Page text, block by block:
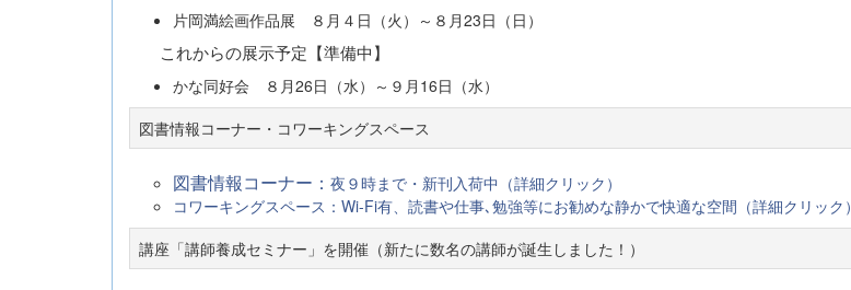
片岡満絵画作品展 ８月４日（火）～８月23日（日）
これからの展示予定【準備中】
かな同好会 ８月26日（水）～９月16日（水）
図書情報コーナー・コワーキングスペース
図書情報コーナー： 夜９時まで・新刊入荷中（詳細クリック）
コワーキングスペース：Wi-Fi有、読書や仕事､勉強等にお勧めな静かで快適な空間（詳細クリック）
講座「講師養成セミナー」を開催（新たに数名の講師が誕生しました！）